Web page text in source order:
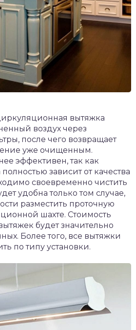
вытяжка
воздух через
после чего возвращает
уже очищенным.
эффективен, так как
зависит от качества
своевременно чистить
удобна только том случае,
разместить проточную
шахте. Стоимость
будет значительно
Более того, все вытяжки
по типу установки.